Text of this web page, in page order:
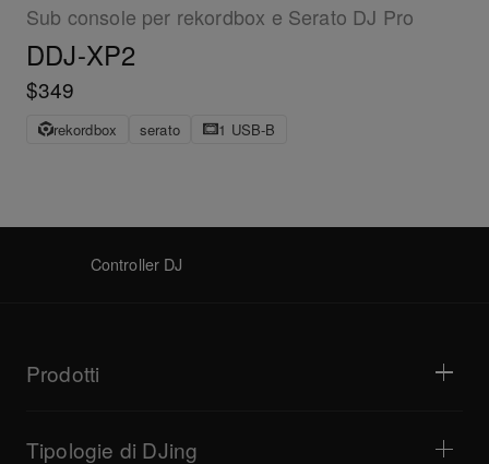
Sub console per rekordbox e Serato DJ Pro
DDJ-XP2
$349
rekordbox serato 1 USB-B
Controller DJ
Prodotti
Mixer DJ
Consolle per DJ All-In-One
Tipologie di DJing